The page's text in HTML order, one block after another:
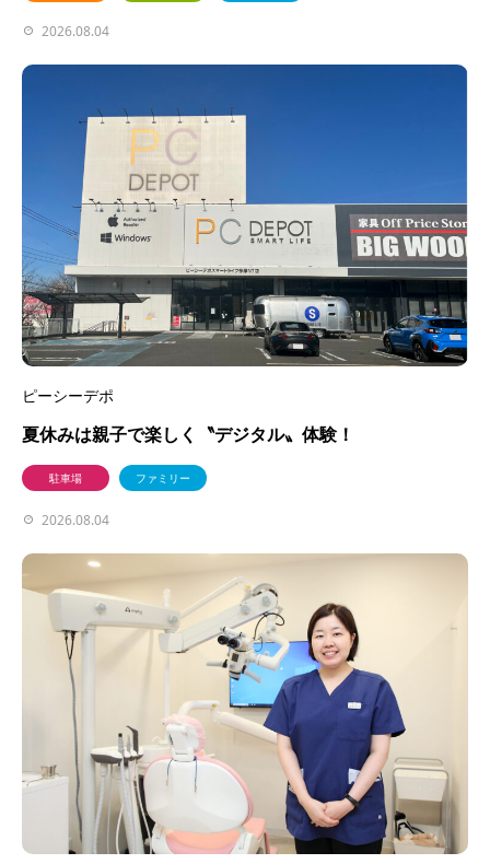
2026.08.04
ピーシーデポ
夏休みは親子で楽しく〝デジタル〟体験！
駐車場 ファミリー
2026.08.04